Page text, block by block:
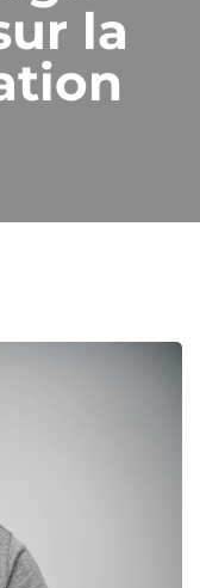
la